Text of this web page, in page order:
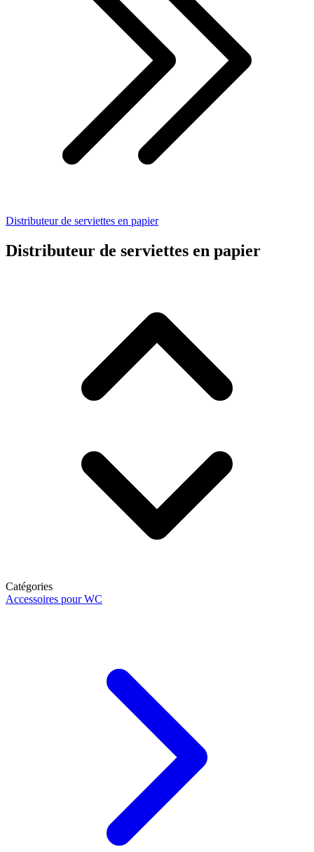
Distributeur de serviettes en papier
Distributeur de serviettes en papier
Catégories
Accessoires pour WC